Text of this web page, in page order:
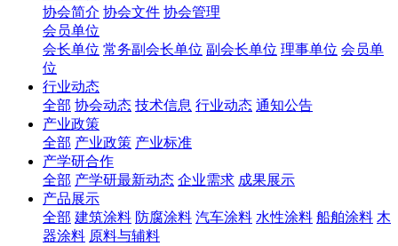
协会简介 协会文件 协会管理
会员单位
会长单位 常务副会长单位 副会长单位 理事单位 会员单
位
行业动态
全部 协会动态 技术信息 行业动态 通知公告
产业政策
全部 产业政策 产业标准
产学研合作
全部 产学研最新动态 企业需求 成果展示
产品展示
全部 建筑涂料 防腐涂料 汽车涂料 水性涂料 船舶涂料 木
器涂料 原料与辅料